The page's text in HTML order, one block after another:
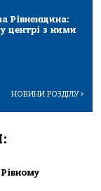
Рівненщина:
центрі з ними
НОВИНИ РОЗДІЛУ>